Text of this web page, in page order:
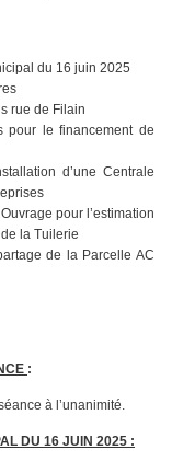
du 16 juin 2025
rue de Filain
pour le financement de
d’une Centrale
pour l’estimation
la Tuilerie
de la Parcelle AC
:
à l’unanimité.
DU 16 JUIN 2025 :